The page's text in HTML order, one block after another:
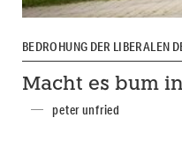
BEDROHUNG DER LIBERALEN
Macht es bum
peter unfried